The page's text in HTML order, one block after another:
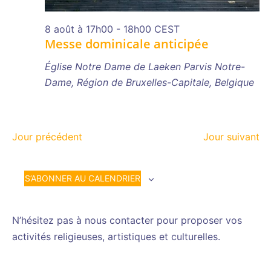
Messe dominicale anticipée
8 août à 17h00 - 18h00 CEST
Église Notre Dame de Laeken Parvis Notre-
Dame, Région de Bruxelles-Capitale, Belgique
Jour précédent Jour suivant
S’ABONNER AU CALENDRIER
N’hésitez pas à nous contacter pour proposer vos
activités religieuses, artistiques et culturelles.